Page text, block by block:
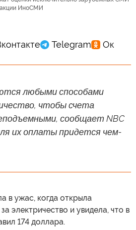
ИноСМИ
любыми способами
чтобы счета
сообщает NBC
их оплаты придется чем-
в ужас, когда открыла
электричество и увидела, что в
174 доллара.